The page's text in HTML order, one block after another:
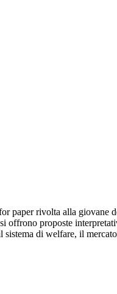
paper rivolta alla
offrono proposte
di welfare, il